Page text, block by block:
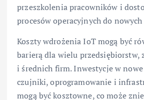
przeszkolenia pracowników i
procesów operacyjnych do
Koszty wdrożenia IoT mogą być
barierą dla wielu przedsiębiorstw,
i średnich firm. Inwestycje w
czujniki, oprogramowanie i
mogą być kosztowne, co może